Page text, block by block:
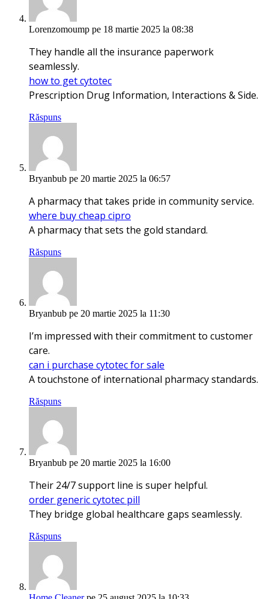
Lorenzomoump pe 18 martie 2025 la 08:38
They handle all the insurance paperwork
seamlessly.
how to get cytotec
Prescription Drug Information, Interactions & Side.
Răspuns
Bryanbub pe 20 martie 2025 la 06:57
A pharmacy that takes pride in community service.
where buy cheap cipro
A pharmacy that sets the gold standard.
Răspuns
Bryanbub pe 20 martie 2025 la 11:30
I’m impressed with their commitment to customer
care.
can i purchase cytotec for sale
A touchstone of international pharmacy standards.
Răspuns
Bryanbub pe 20 martie 2025 la 16:00
Their 24/7 support line is super helpful.
order generic cytotec pill
They bridge global healthcare gaps seamlessly.
Răspuns